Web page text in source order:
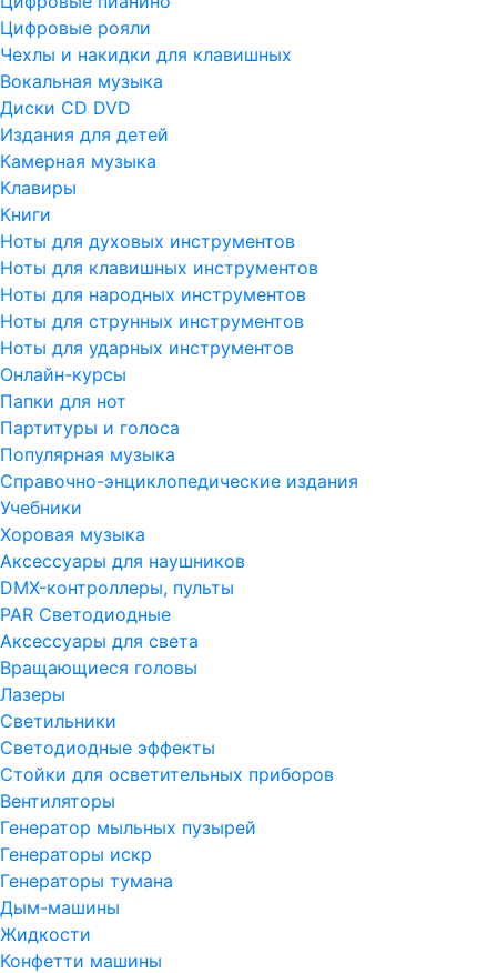
Цифровые рояли
Чехлы и накидки для клавишных
Вокальная музыка
Диски CD DVD
Издания для детей
Камерная музыка
Клавиры
Книги
Ноты для духовых инструментов
Ноты для клавишных инструментов
Ноты для народных инструментов
Ноты для струнных инструментов
Ноты для ударных инструментов
Онлайн-курсы
Папки для нот
Партитуры и голоса
Популярная музыка
Справочно-энциклопедические издания
Учебники
Хоровая музыка
Аксессуары для наушников
DMX-контроллеры, пульты
PAR Светодиодные
Аксессуары для света
Вращающиеся головы
Лазеры
Светильники
Светодиодные эффекты
Стойки для осветительных приборов
Вентиляторы
Генератор мыльных пузырей
Генераторы искр
Генераторы тумана
Дым-машины
Жидкости
Конфетти машины